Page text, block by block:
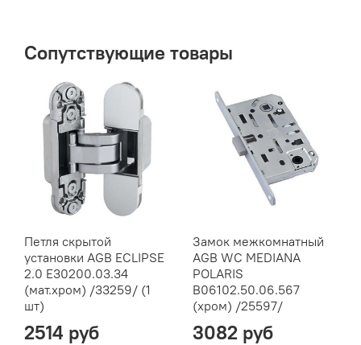
Сопутствующие товары
Петля скрытой
установки AGB ECLIPSE
2.0 E30200.03.34
(мат.хром) /33259/ (1
шт)
2514 руб
Замок межкомнатный
AGB WC MEDIANA
POLARIS
B06102.50.06.567
(хром) /25597/
3082 руб